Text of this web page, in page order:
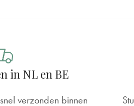
geboortebord destijds
in NL en BE
verzonden binnen